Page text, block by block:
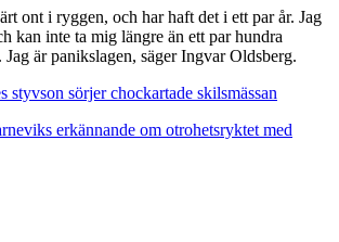
ont i ryggen, och har haft det i ett par år. Jag
kan inte ta mig längre än ett par hundra
Jag är panikslagen, säger Ingvar Oldsberg.
styvson sörjer chockartade skilsmässan
erkännande om otrohetsryktet med